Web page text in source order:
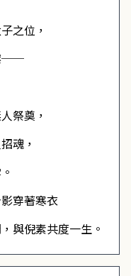
之位，
──
祭奠，
魂，
穿著寒衣
與倪素共度一生。